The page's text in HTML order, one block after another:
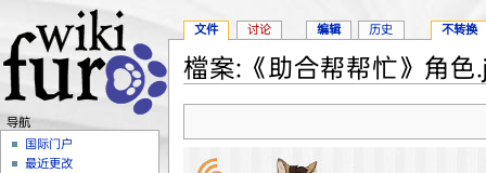
檔案:《助合帮帮忙》角色
文件 讨论 编辑 历史 不转换
导航
国际门户
最近更改